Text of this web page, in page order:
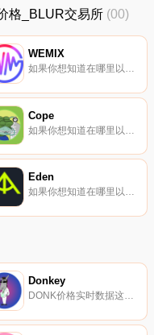
格_BLUR交易所 (00)
WEMIX
如果你想知道在哪里以当前价格购买WEMIX,目前交易{WEMIX]股票的顶级加密货币交易所是BTCEX、ByWEMIXt、Bitget、BingX和SuperEx。您可以在我们的加密货币交易所页面上找到其他列表.
Cope
Eden
如果你想知道在哪里以当前价格购买Eden,目前交易{Eden]股票的顶级加密货币交易所是OKX、CoinW、Bitget、Gate.io和MEXC。您可以在我们的加密货币交易所页面上找到其他列表。我的更聪明。Archer通过五分钟的整合提高了矿工的收入。现在在以太坊上生活.
Donkey